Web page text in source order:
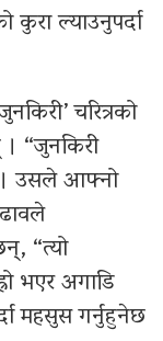
ल्याउनुपर्दा
चरित्रको
“जुनकिरी
। उसले आफ्नो
“त्यो
भएर अगाडि
महसुस गर्नुहुनेछ